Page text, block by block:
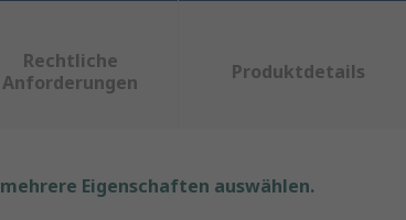
Rechtliche
Anforderungen
Produktdetails
Eigenschaften auswählen.